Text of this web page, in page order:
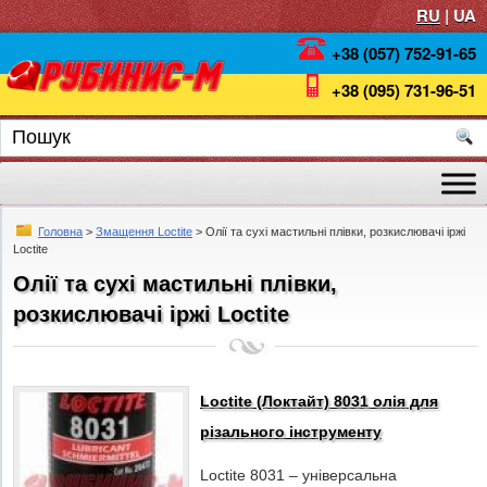
RU| UA
+38 (057) 752-91-65
+38 (095) 731-96-51
Головна > Змащення Loctite > Олії та сухі мастильні плівки, розкислювачі іржі
Loctite
Олії та сухі мастильні плівки,
розкислювачі іржі Loctite
Loctite (Локтайт) 8031 олія для
різального інструменту
Loctite 8031 – універсальна